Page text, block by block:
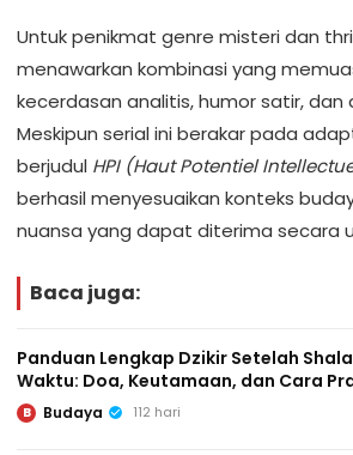
Untuk penikmat genre misteri dan
menawarkan kombinasi yang
kecerdasan analitis, humor satir, dan
Meskipun serial ini berakar pada
berjudul HPI (Haut Potentiel
berhasil menyesuaikan konteks
nuansa yang dapat diterima secara
Baca juga:
Panduan Lengkap Dzikir Setelah
Waktu: Doa, Keutamaan, dan Cara
B Budaya 112 hari